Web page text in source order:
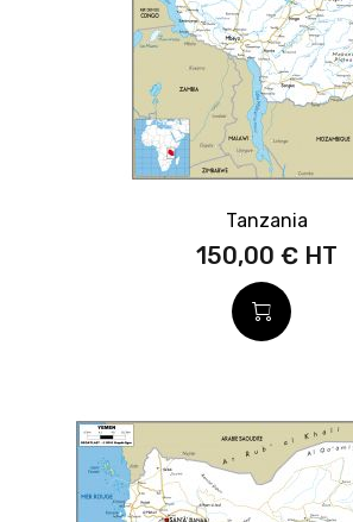
Tanzania
150,00 €